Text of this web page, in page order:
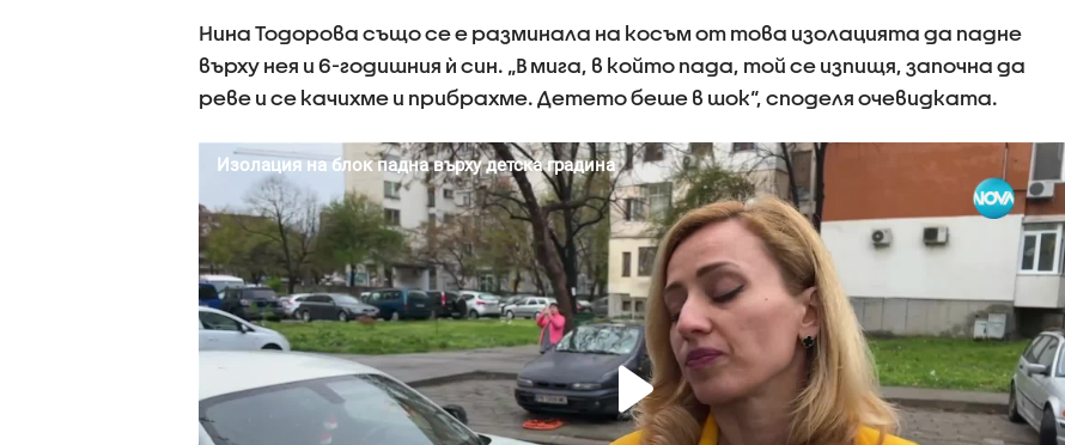
Нина Тодорова също се е разминала на косъм от това изолацията да падне
върху нея и 6-годишния ѝ син. „В мига, в който пада, той се изпищя, започна да
реве и се качихме и прибрахме. Детето беше в шок“, споделя очевидката.